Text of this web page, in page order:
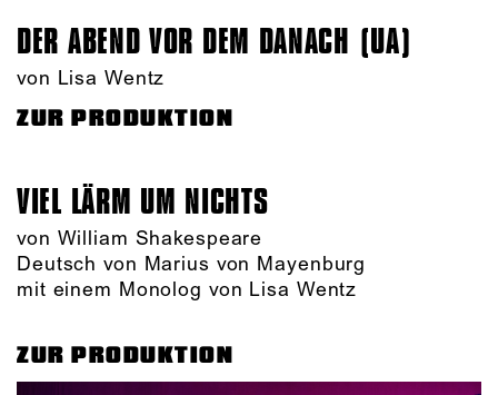
DER ABEND VOR DEM DANACH (UA)
von Lisa Wentz
ZUR PRODUKTION
VIEL LÄRM UM NICHTS
von William Shakespeare
Deutsch von Marius von Mayenburg
mit einem Monolog von Lisa Wentz
ZUR PRODUKTION